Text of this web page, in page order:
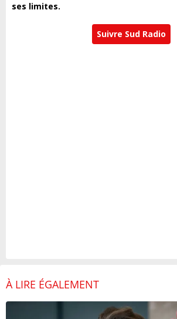
ses limites.
Suivre Sud Radio
À LIRE ÉGALEMENT